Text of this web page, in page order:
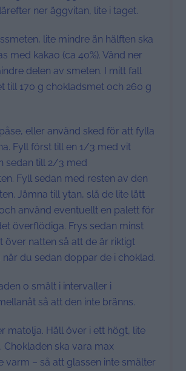
ner äggvitan, lite i taget.
lite mindre än hälften ska
med kakao (ca 40%). Vänd ner
delen av smeten. I mitt fall
till 170 g chokladsmet och 260 g
eller använd sked för att fylla
Fyll först till en 1/3 med vit
sedan till 2/3 med
Fyll sedan med resten av den
Jämna till ytan, slå de lite lätt
använd eventuellt en palett för
överflödiga. Frys sedan minst
över natten så att de är riktigt
du sedan doppar de i choklad.
o smält i intervaller i
så att den inte bränns.
matolja. Häll över i ett högt, lite
Chokladen ska vara max
varm – så att glassen inte smälter